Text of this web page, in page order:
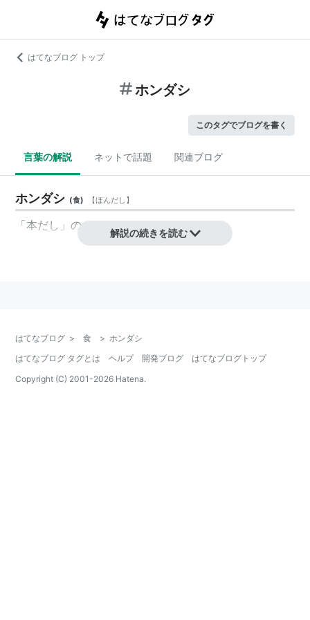
はてなブログ トップ
ホンダシ
このタグでブログを書く
言葉の解説 ネットで話題 関連ブログ
ホンダシ (食) 【ほんだし 】
「本だし 」のこと
解説の続きを読む
はてなブログ > 食 > ホンダシ
はてなブログ タグとは
ヘルプ 開発ブログ
はてなブログトップ
Copyright (C) 2001-2026 Hatena.